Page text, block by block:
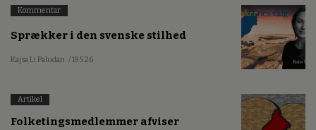
Kommentar
Sprækker i den svenske stilhed
Kajsa Li Paludan / 19.5.26
Artikel
Folketingsmedlemmer afviser